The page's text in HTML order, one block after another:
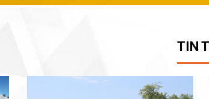
TIN